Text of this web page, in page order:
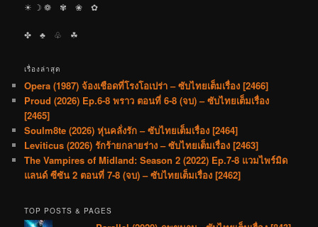
☀︎ ☽ ❁ ✾ ❀ ✿
✤ ♣︎ ♧ ☘︎
เรื่องล่าสุด
Opera (1987) จ้องเชือดที่โรงโอเปร่า – ซับไทยเต็มเรื่อง [2466]
Proud (2026) Ep.6-8 พราว ตอนที่ 6-8 (จบ) – ซับไทยเต็มเรื่อง
[2465]
Soulm8te (2026) หุ่นคลั่งรัก – ซับไทยเต็มเรื่อง [2464]
Leviticus (2026) รักร้ายกลายร่าง – ซับไทยเต็มเรื่อง [2463]
The Vampires of Midland: Season 2 (2022) Ep.7-8 แวมไพร์มิด
แลนด์ ซีซัน 2 ตอนที่ 7-8 (จบ) – ซับไทยเต็มเรื่อง [2462]
TOP POSTS & PAGES